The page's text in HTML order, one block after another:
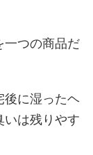
一つの商品だ
後に湿ったヘ
いは残りやす